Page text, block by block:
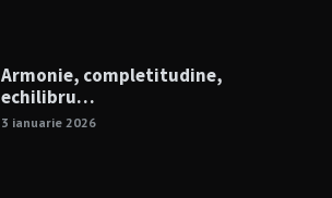
Armonie, completitudine,
echilibru…
3 ianuarie 2026